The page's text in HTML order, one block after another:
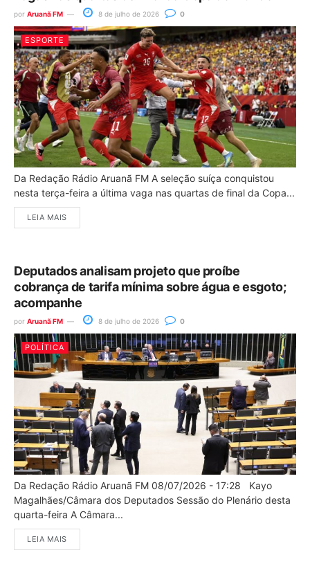
por Aruanã FM 8 de julho de 2026 0
ESPORTE
Da Redação Rádio Aruanã FM A seleção suíça conquistou
nesta terça-feira a última vaga nas quartas de final da Copa...
LEIA MAIS
Deputados analisam projeto que proíbe
cobrança de tarifa mínima sobre água e esgoto;
acompanhe
por Aruanã FM 8 de julho de 2026 0
POLÍTICA
Da Redação Rádio Aruanã FM 08/07/2026 - 17:28 Kayo
Magalhães/Câmara dos Deputados Sessão do Plenário desta
quarta-feira A Câmara...
LEIA MAIS